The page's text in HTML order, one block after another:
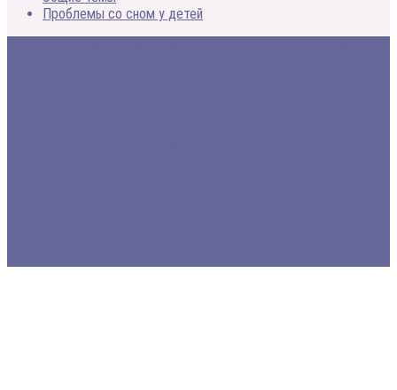
Проблемы со сном у детей